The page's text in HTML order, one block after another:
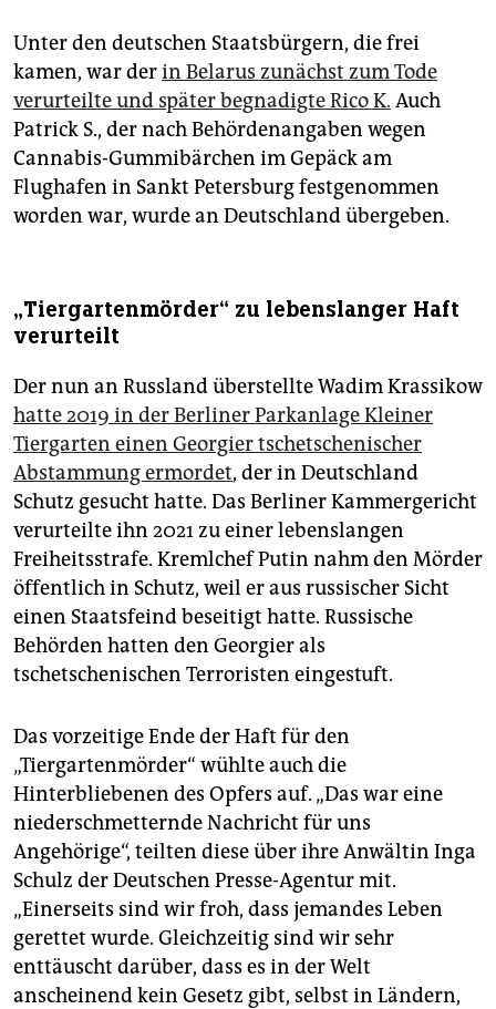
Unter den deutschen Staatsbürgern, die frei
kamen, war derin Belarus zunächst zum Tode
verurteilte und später begnadigte Rico K. Auch
Patrick S., der nach Behördenangaben wegen
Cannabis-Gummibärchen im Gepäck am
Flughafen in Sankt Petersburg festgenommen
worden war, wurde an Deutschland übergeben.
„Tiergartenmörder“ zu lebenslanger Haft
verurteilt
Der nun an Russland überstellte Wadim Krassikow
hatte 2019 in der Berliner Parkanlage Kleiner
Tiergarten einen Georgier tschetschenischer
Abstammung ermordet, der in Deutschland
Schutz gesucht hatte. Das Berliner Kammergericht
verurteilte ihn 2021 zu einer lebenslangen
Freiheitsstrafe. Kremlchef Putin nahm den Mörder
öffentlich in Schutz, weil er aus russischer Sicht
einen Staatsfeind beseitigt hatte. Russische
Behörden hatten den Georgier als
tschetschenischen Terroristen eingestuft.
Das vorzeitige Ende der Haft für den
„Tiergartenmörder“ wühlte auch die
Hinterbliebenen des Opfers auf. „Das war eine
niederschmetternde Nachricht für uns
Angehörige“, teilten diese über ihre Anwältin Inga
Schulz der Deutschen Presse-Agentur mit.
„Einerseits sind wir froh, dass jemandes Leben
gerettet wurde. Gleichzeitig sind wir sehr
enttäuscht darüber, dass es in der Welt
anscheinend kein Gesetz gibt, selbst in Ländern,